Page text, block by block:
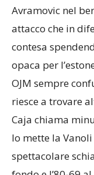
Avramovic nel
attacco che in
contesa
opaca per
OJM sempre
riesce a trovare
Caja chiama
lo mette la
spettacolare